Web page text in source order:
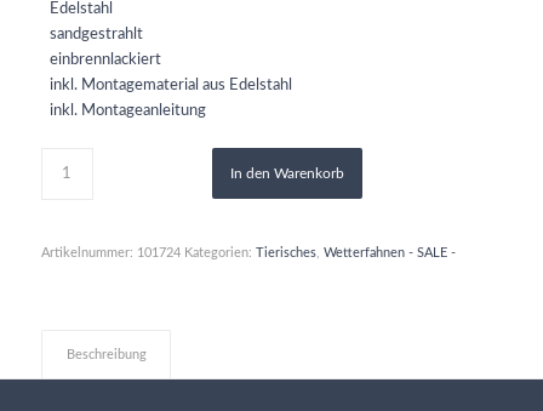
Edelstahl
sandgestrahlt
einbrennlackiert
inkl. Montagematerial aus Edelstahl
inkl. Montageanleitung
In den Warenkorb
Artikelnummer: 101724 Kategorien: Tierisches, Wetterfahnen - SALE -
Beschreibung